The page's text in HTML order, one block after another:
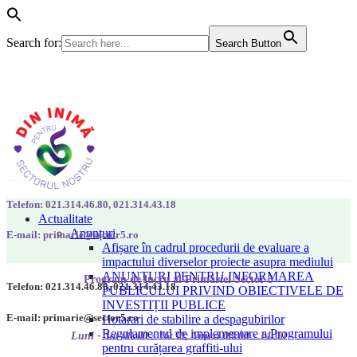
Search for: Search Button
Actualitate
Anunțuri
Afișare în cadrul procedurii de evaluare a
impactului diverselor proiecte asupra mediului
ANUNȚURI PENTRU INFORMAREA
PUBLICULUI PRIVIND OBIECTIVELE DE
INVESTIȚII PUBLICE
Hotarari de stabilire a despagubirilor
Regulamentul de implementare a Programului
pentru curățarea graffiti-ului
Telefon: 021.314.46.80, 021.314.43.18
E-mail: primarie@sector5.ro
Program de lucru al Primăriei Sector 5
Luni - Joi 08:00 - 16:30; Vineri 08:00 - 14:00
Telefon: 021.314.46.80, 021.314.43.18
E-mail: primarie@sector5.ro